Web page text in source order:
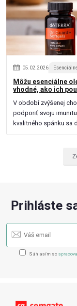
05.02.2026
Môžu esenciálne
vhodné, ako ich
V období zvýšenej
podporiť svoju
kvalitného spánku sa
Prihláste
Súhlasím so